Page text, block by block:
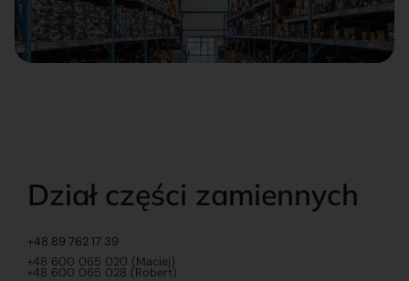
Dział części zamiennych
+48 89 762 17 39
+48 600 065 020 (Maciej)
+48 600 065 028 (Robert)